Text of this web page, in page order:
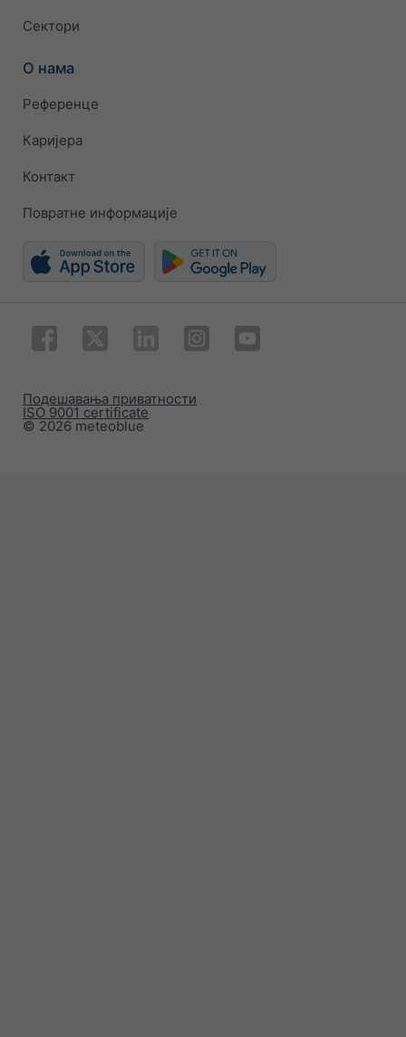
Сектори
О нама
Референце
Каријера
Контакт
Повратне информације
© 2026 meteoblue
ISO 9001 certificate
Подешавања приватности